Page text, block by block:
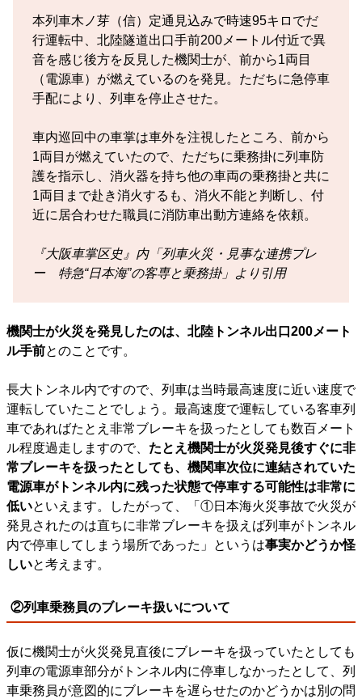
本列車木ノ芽（信）定通見込みで時速95キロでだ
行運転中、北陸隧道出口手前200メートル付近で異
音を感じ後方を反見した機関士が、前から1両目
（電源車）が燃えているのを発見。ただちに急停車
手配により、列車を停止させた。
車内巡回中の車掌は車外を注視したところ、前から
1両目が燃えていたので、ただちに乗務掛に列車防
護を指示し、消火器を持ち他の車両の乗務掛と共に
1両目まで赴き消火するも、消火不能と判断し、付
近に居合わせた職員に消防車出動方連絡を依頼。
『大阪車掌区史』内「列車火災・見事な連携プレ
ー 特急“日本海”の客専と乗務掛」より引用
機関士が火災を発見したのは、北陸トンネル出口200メート
ル手前とのことです。
長大トンネル内ですので、列車は当時最高速度に近い速度で
運転していたことでしょう。最高速度で運転している客車列
車であればたとえ非常ブレーキを扱ったとしても数百メート
ル程度過走しますので、 たとえ機関士が火災発見後すぐに非
常ブレーキを扱ったとしても、機関車次位に連結されていた
電源車がトンネル内に残った状態で停車する可能性は非常に
低いといえます。したがって、「①日本海火災事故で火災が
発見されたのは直ちに非常ブレーキを扱えば列車がトンネル
内で停車してしまう場所であった」というは事実かどうか怪
しいと考えます。
②列車乗務員のブレーキ扱いについて
仮に機関士が火災発見直後にブレーキを扱っていたとしても
列車の電源車部分がトンネル内に停車しなかったとして、列
車乗務員が意図的にブレーキを遅らせたのかどうかは別の問